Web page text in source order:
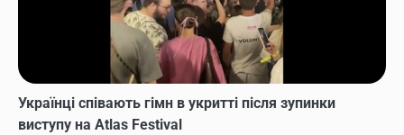
Українці співають гімн в укритті після зупинки
виступу на Atlas Festival